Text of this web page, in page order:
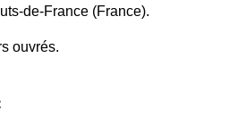
de-France (France).
ouvrés.